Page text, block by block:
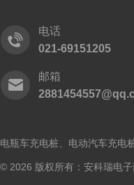
电话
021-69151205
邮箱
电瓶车充电桩、电动汽车充电
© 2026 版权所有：安科瑞电